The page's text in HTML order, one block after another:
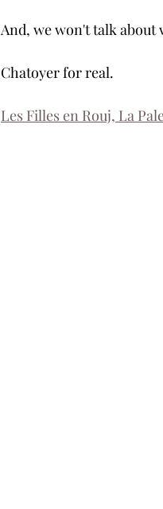
And, we won't talk about
Chatoyer for real.
Les Filles en Rouj, La